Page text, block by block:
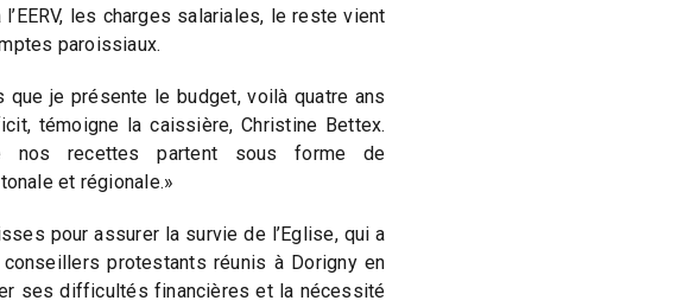
les charges salariales, le reste vient
paroissiaux.
que je présente le budget, voilà quatre ans
témoigne la caissière, Christine Bettex.
nos recettes partent sous forme de
et régionale.»
pour assurer la survie de l’Eglise, qui a
protestants réunis à Dorigny en
ses difficultés financières et la nécessité